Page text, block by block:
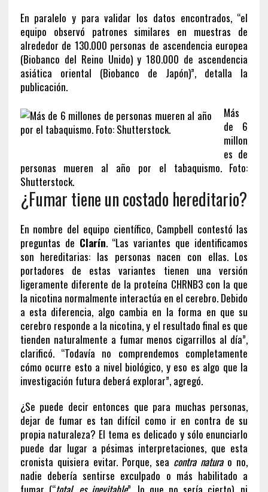
En paralelo y para validar los datos encontrados, “el
equipo observó patrones similares en muestras de
alrededor de 130.000 personas de ascendencia europea
(Biobanco del Reino Unido) y 180.000 de ascendencia
asiática oriental (Biobanco de Japón)”, detalla la
publicación.
Más
de 6
millon
es de
personas mueren al año por el tabaquismo. Foto:
Shutterstock.
¿Fumar tiene un costado hereditario?
En nombre del equipo científico, Campbell contestó las
preguntas de Clarín. “Las variantes que identificamos
son hereditarias: las personas nacen con ellas. Los
portadores de estas variantes tienen una versión
ligeramente diferente de la proteína CHRNB3 con la que
la nicotina normalmente interactúa en el cerebro. Debido
a esta diferencia, algo cambia en la forma en que su
cerebro responde a la nicotina, y el resultado final es que
tienden naturalmente a fumar menos cigarrillos al día”,
clarificó. “Todavía no comprendemos completamente
cómo ocurre esto a nivel biológico, y eso es algo que la
investigación futura deberá explorar”, agregó.
¿Se puede decir entonces que para muchas personas,
dejar de fumar es tan difícil como ir en contra de su
propia naturaleza? El tema es delicado y sólo enunciarlo
puede dar lugar a pésimas interpretaciones, que esta
cronista quisiera evitar. Porque, sea contra natura o no,
nadie debería sentirse exculpado o más habilitado a